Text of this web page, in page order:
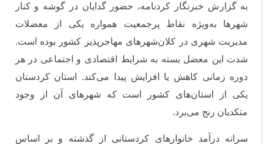
به گزارش خبرنگار کردنامه، حضور گدایان در گوشه و کنار
شهرها به‌ویژه نقاط پرجمعیت همواره یکی از معضلات
مدیریت شهری در کلان‌شهرهای مهاجرپذیر کشور بوده است.
شدت این معضل بسته به شرایط اقتصادی و اجتماعی در هر
دوره زمانی کاهش یا افزایش پیدا می‌کند. استان کردستان
یکی از استان‌های کشور است که شهرهای آن از وجود
متکدیان رنج می‌برد.
سرانه درآمد خانوارهای کردستانی از گذشته و بر اساس